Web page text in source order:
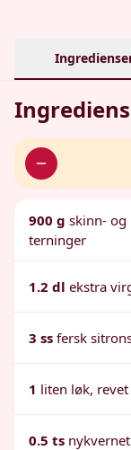
900 g skinn- og
terninger
1.2 dl ekstra
3 ss fersk
1 liten løk, revet
0.5 ts